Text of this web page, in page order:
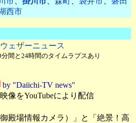
西市
ウェザーニュース
間と24時間のタイムラプスあり
by "Daiichi-TV news"
像をYouTubeにより配信
殿場情報カメラ）」と「絶景！高